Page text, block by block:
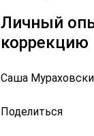
Личный
коррекцию
Саша
Поделиться